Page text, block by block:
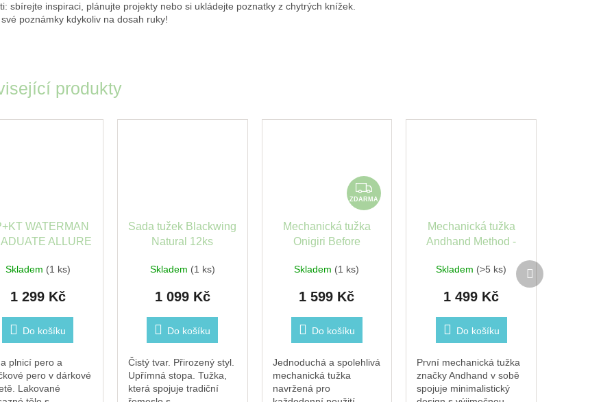
produkty
WATERMAN
ALLURE
Skladem (1 ks)
1 299 Kč
Do košíku
plnicí pero a
pero v dárkové
Lakované
Sada tužek Blackwing
Natural 12ks
Skladem (1 ks)
1 099 Kč
Do košíku
Čistý tvar. Přirozený styl.
Upřímná stopa. Tužka,
která spojuje tradiční
ZDARMA
ZDARMA
Mechanická tužka
Onigiri Before
Skladem (1 ks)
1 599 Kč
Do košíku
Jednoduchá a spolehlivá
mechanická tužka
navržená pro
Mechanická tužka
Andhand Method -
Skladem (>5 ks)
1 499 Kč
Do košíku
První mechanická tužka
značky Andhand v sobě
spojuje minimalistický
Další
produkt
sbírejte inspiraci, plánujte projekty nebo si ukládejte poznatky z chytrých knížek.
poznámky kdykoliv na dosah ruky!